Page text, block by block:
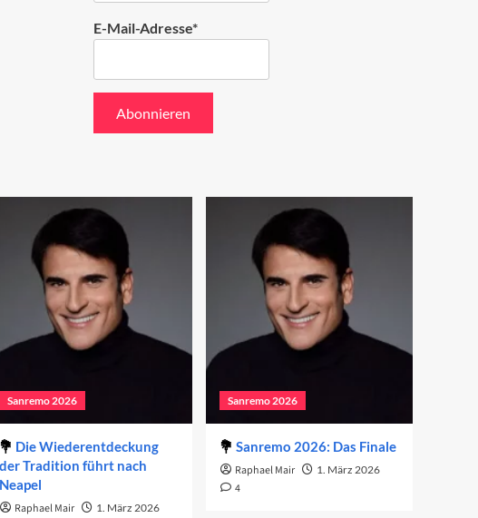
E-Mail-Adresse*
Sanremo 2026
Die Wiederentdeckung
der Tradition führt nach
Neapel
Raphael Mair 1. März 2026
Sanremo 2026
Sanremo 2026: Das Finale
Raphael Mair 1. März 2026
4